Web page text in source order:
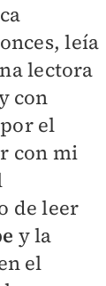
leía
lectora
con
el
con mi
de leer
y la
el